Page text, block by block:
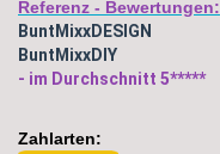
Referenz - Bewertungen:
BuntMixxDESIGN
BuntMixxDIY
- im Durchschnitt 5*****
Zahlarten: